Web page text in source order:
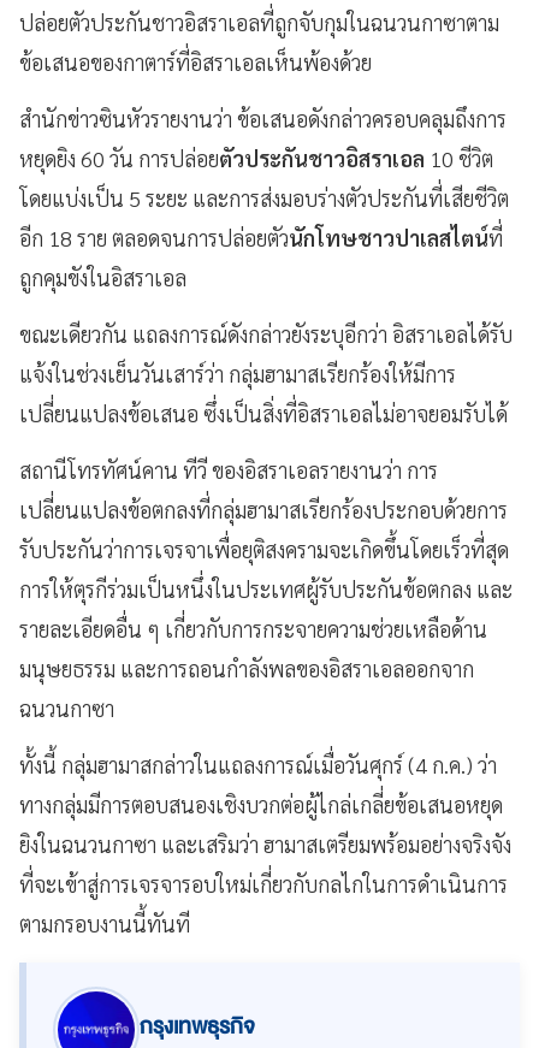
ปล่อยตัวประกันชาวอิสราเอลที่ถูกจับกุมในฉนวนกาซาตาม
ข้อเสนอของกาตาร์ที่อิสราเอลเห็นพ้องด้วย
สำนักข่าวซินหัวรายงานว่า ข้อเสนอดังกล่าวครอบคลุมถึงการ
หยุดยิง 60 วัน การปล่อยตัวประกันชาวอิสราเอล 10 ชีวิต
โดยแบ่งเป็น 5 ระยะ และการส่งมอบร่างตัวประกันที่เสียชีวิต
อีก 18 ราย ตลอดจนการปล่อยตัวนักโทษชาวปาเลสไตน์ที่
ถูกคุมขังในอิสราเอล
ขณะเดียวกัน แถลงการณ์ดังกล่าวยังระบุอีกว่า อิสราเอลได้รับ
แจ้งในช่วงเย็นวันเสาร์ว่า กลุ่มฮามาสเรียกร้องให้มีการ
เปลี่ยนแปลงข้อเสนอ ซึ่งเป็นสิ่งที่อิสราเอลไม่อาจยอมรับได้
สถานีโทรทัศน์คาน ทีวี ของอิสราเอลรายงานว่า การ
เปลี่ยนแปลงข้อตกลงที่กลุ่มฮามาสเรียกร้องประกอบด้วยการ
รับประกันว่าการเจรจาเพื่อยุติสงครามจะเกิดขึ้นโดยเร็วที่สุด
การให้ตุรกีร่วมเป็นหนึ่งในประเทศผู้รับประกันข้อตกลง และ
รายละเอียดอื่น ๆ เกี่ยวกับการกระจายความช่วยเหลือด้าน
มนุษยธรรม และการถอนกำลังพลของอิสราเอลออกจาก
ฉนวนกาซา
ทั้งนี้ กลุ่มฮามาสกล่าวในแถลงการณ์เมื่อวันศุกร์ (4 ก.ค.) ว่า
ทางกลุ่มมีการตอบสนองเชิงบวกต่อผู้ไกล่เกลี่ยข้อเสนอหยุด
ยิงในฉนวนกาซา และเสริมว่า ฮามาสเตรียมพร้อมอย่างจริงจัง
ที่จะเข้าสู่การเจรจารอบใหม่เกี่ยวกับกลไกในการดำเนินการ
ตามกรอบงานนี้ทันที
กรุงเทพธุรกิจ